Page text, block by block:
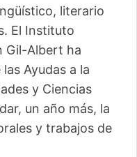
literario
El Instituto
Gil-Albert ha
Ayudas a la
y Ciencias
un año más, la
y trabajos de